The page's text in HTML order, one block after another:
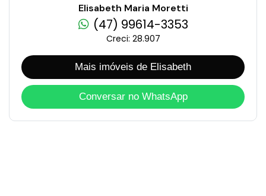
Elisabeth Maria Moretti
(47) 99614-3353
Creci: 28.907
Mais imóveis de Elisabeth
Conversar no WhatsApp